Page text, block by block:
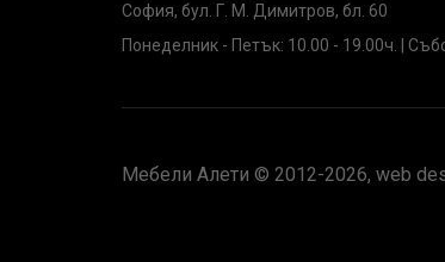
София, бул. Г. М. Димитров, бл. 60
Понеделник - Петък: 10.00 - 19.00ч. |
Мебели Алети © 2012-2026, web